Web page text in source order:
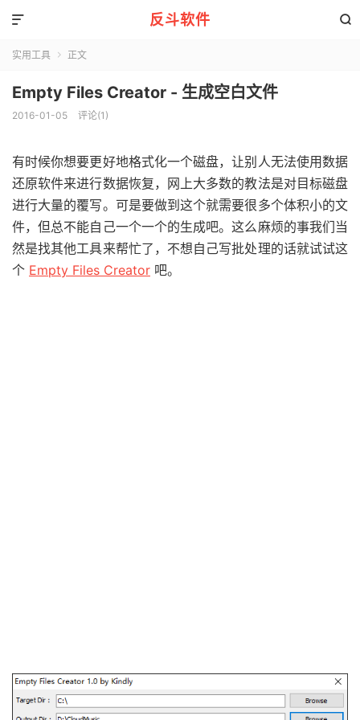
反斗软件 

实用工具  正文
Empty Files Creator - 生成空白文件
2016-01-05 评论(1)
有时候你想要更好地格式化一个磁盘，让别人无法使用数据
还原软件来进行数据恢复，网上大多数的教法是对目标磁盘
进行大量的覆写。可是要做到这个就需要很多个体积小的文
件，但总不能自己一个一个的生成吧。这么麻烦的事我们当
然是找其他工具来帮忙了，不想自己写批处理的话就试试这
个 Empty Files Creator 吧。